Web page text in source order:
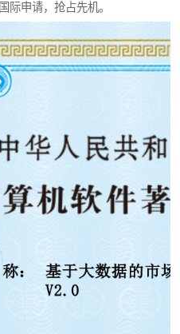
际申请，抢占先机。